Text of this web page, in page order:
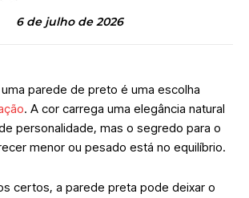
6 de julho de 2026
parede de preto é uma escolha
. A cor carrega uma elegância natural
personalidade, mas o segredo para o
menor ou pesado está no equilíbrio.
certos, a parede preta pode deixar o